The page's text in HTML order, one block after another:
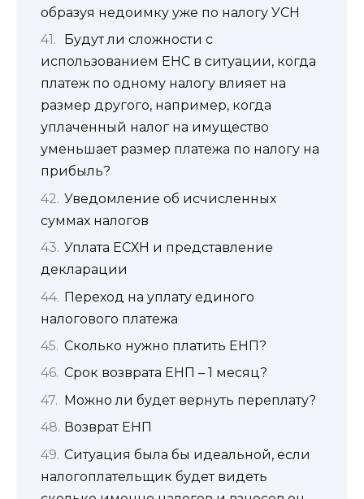
образуя недоимку уже по налогу УСН
Будут ли сложности с
использованием ЕНС в ситуации, когда
платеж по одному налогу влияет на
размер другого, например, когда
уплаченный налог на имущество
уменьшает размер платежа по налогу на
прибыль?
Уведомление об исчисленных
суммах налогов
Уплата ЕСХН и представление
декларации
Переход на уплату единого
налогового платежа
Сколько нужно платить ЕНП?
Срок возврата ЕНП – 1 месяц?
Можно ли будет вернуть переплату?
Возврат ЕНП
Ситуация была бы идеальной, если
налогоплательщик будет видеть